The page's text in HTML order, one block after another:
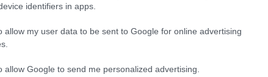
identifiers in apps.
allow my user data to be sent to Google for online advertising
allow Google to send me personalized advertising.
los sentidos